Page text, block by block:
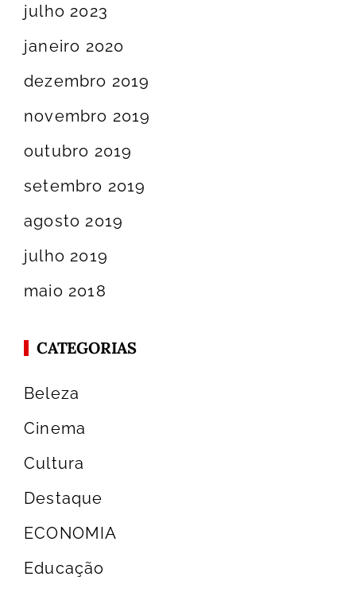
julho 2023
janeiro 2020
dezembro 2019
novembro 2019
outubro 2019
setembro 2019
agosto 2019
julho 2019
maio 2018
CATEGORIAS
Beleza
Cinema
Cultura
Destaque
ECONOMIA
Educação